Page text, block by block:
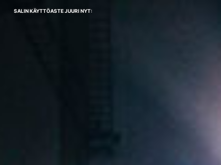
SALIN KÄYTTÖASTE JUURI NYT: